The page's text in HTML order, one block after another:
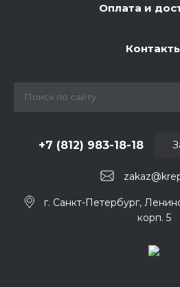
Оплата и
+7 (812) 983-18-18
г. Санкт-Петербург,
корп. 5